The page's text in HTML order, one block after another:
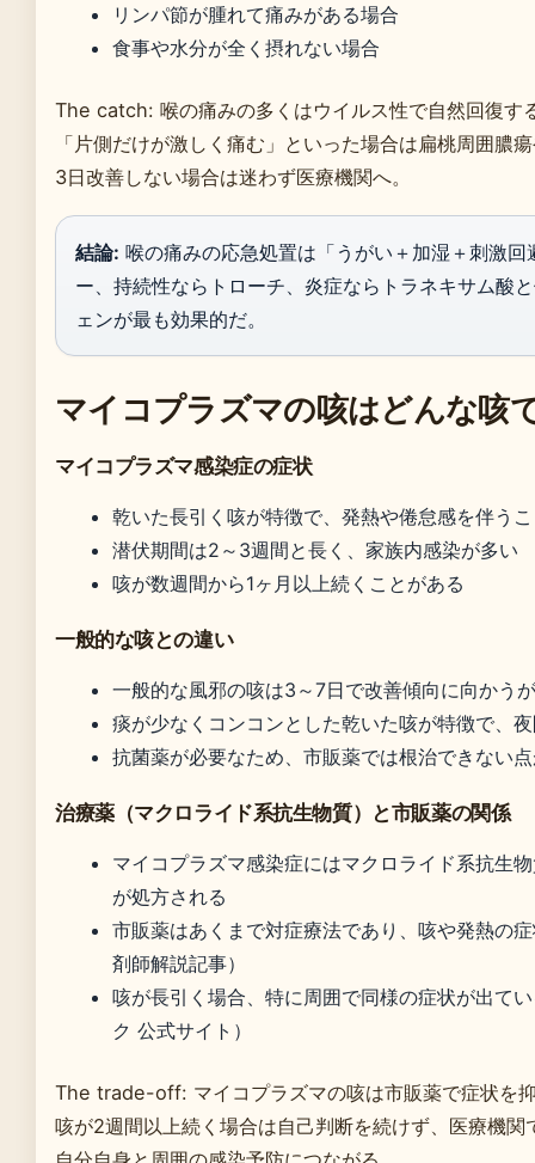
リンパ節が腫れて痛みがある場合
食事や水分が全く摂れない場合
The catch: 喉の痛みの多くはウイルス性で自然回復す
「片側だけが激しく痛む」といった場合は扁桃周囲膿
3日改善しない場合は迷わず医療機関へ。
結論: 喉の痛みの応急処置は「うがい＋加湿＋刺激
ー、持続性ならトローチ、炎症ならトラネキサム酸
ェンが最も効果的だ。
マイコプラズマの咳はどんな咳
マイコプラズマ感染症の症状
乾いた長引く咳が特徴で、発熱や倦怠感を伴う
潜伏期間は2～3週間と長く、家族内感染が多い
咳が数週間から1ヶ月以上続くことがある
一般的な咳との違い
一般的な風邪の咳は3～7日で改善傾向に向かう
痰が少なくコンコンとした乾いた咳が特徴で、
抗菌薬が必要なため、市販薬では根治できない
治療薬（マクロライド系抗生物質）と市販薬の関係
マイコプラズマ感染症にはマクロライド系抗生
が処方される
市販薬はあくまで対症療法であり、咳や発熱の
剤師解説記事）
咳が長引く場合、特に周囲で同様の症状が出て
ク 公式サイト）
The trade-off: マイコプラズマの咳は市販薬で症状を
咳が2週間以上続く場合は自己判断を続けず、医療機